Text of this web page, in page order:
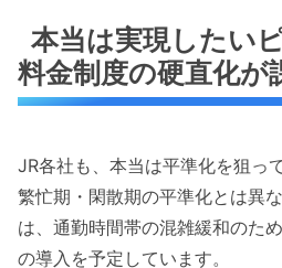
本当は実現したい
料金制度の硬直化が
JR各社も、本当は平準化を狙っ
繁忙期・閑散期の平準化とは異
は、通勤時間帯の混雑緩和のた
の導入を予定しています。